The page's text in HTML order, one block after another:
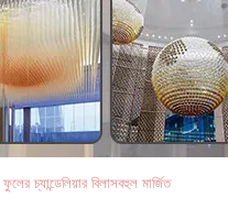
চ্যান্ডেলিয়ার বিলাসবহুল মার্জিত